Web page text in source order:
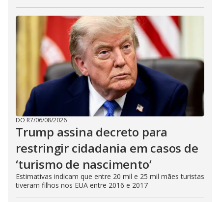
DO R7/06/08/2026
Trump assina decreto para
restringir cidadania em casos de
‘turismo de nascimento’
Estimativas indicam que entre 20 mil e 25 mil mães turistas
tiveram filhos nos EUA entre 2016 e 2017